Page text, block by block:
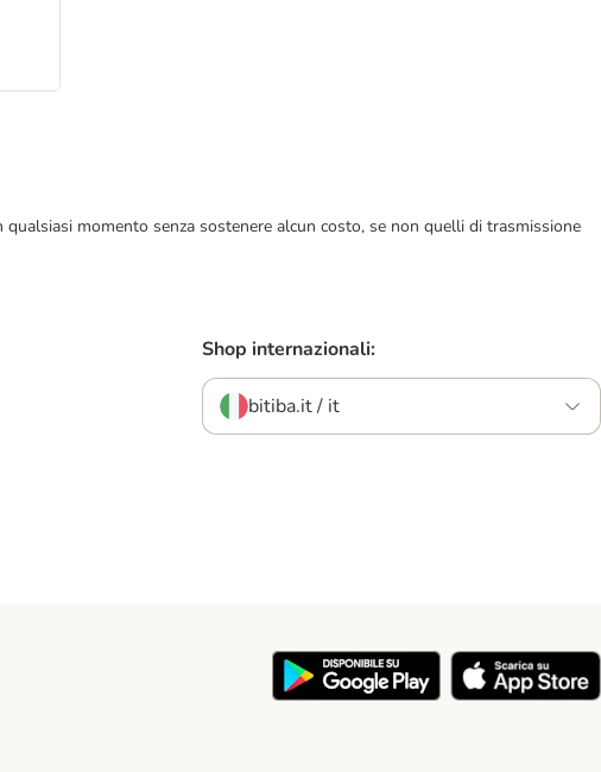
momento senza sostenere alcun costo, se non quelli di trasmissione
Shop internazionali:
bitiba.it / it